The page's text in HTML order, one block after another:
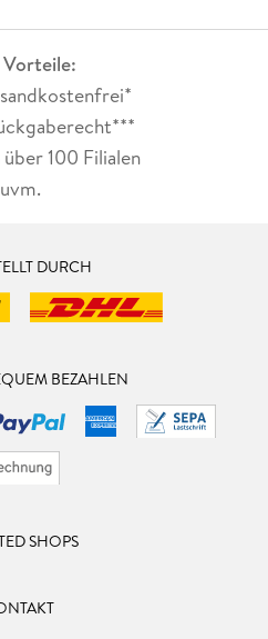
100 Filialen
uvm.
DURCH
BEZAHLEN
SHOPS